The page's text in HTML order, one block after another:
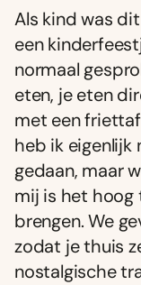
Als kind was
een
normaal
eten, je eten
met een
heb ik
gedaan, maar
mij is het
brengen. We
zodat je thuis
nostalgische